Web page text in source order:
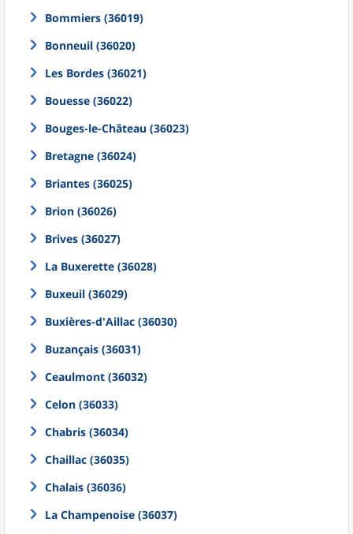
Bommiers (36019)
Bonneuil (36020)
Les Bordes (36021)
Bouesse (36022)
Bouges-le-Château (36023)
Bretagne (36024)
Briantes (36025)
Brion (36026)
Brives (36027)
La Buxerette (36028)
Buxeuil (36029)
Buxières-d'Aillac (36030)
Buzançais (36031)
Ceaulmont (36032)
Celon (36033)
Chabris (36034)
Chaillac (36035)
Chalais (36036)
La Champenoise (36037)